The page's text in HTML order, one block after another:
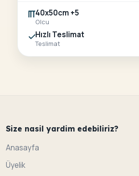
40x50cm +5
Olcu
Hızlı Teslimat
Teslimat
Size nasil yardim edebiliriz?
Anasayfa
Üyelik